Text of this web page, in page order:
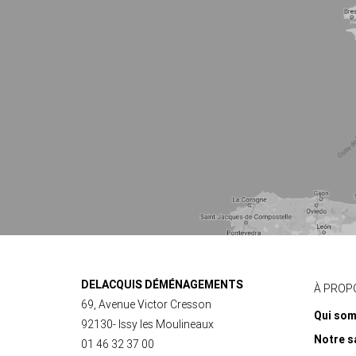
DELACQUIS DÉMÉNAGEMENTS
69, Avenue Victor Cresson
92130- Issy les Moulineaux
01 46 32 37 00
À
Qui
Notre